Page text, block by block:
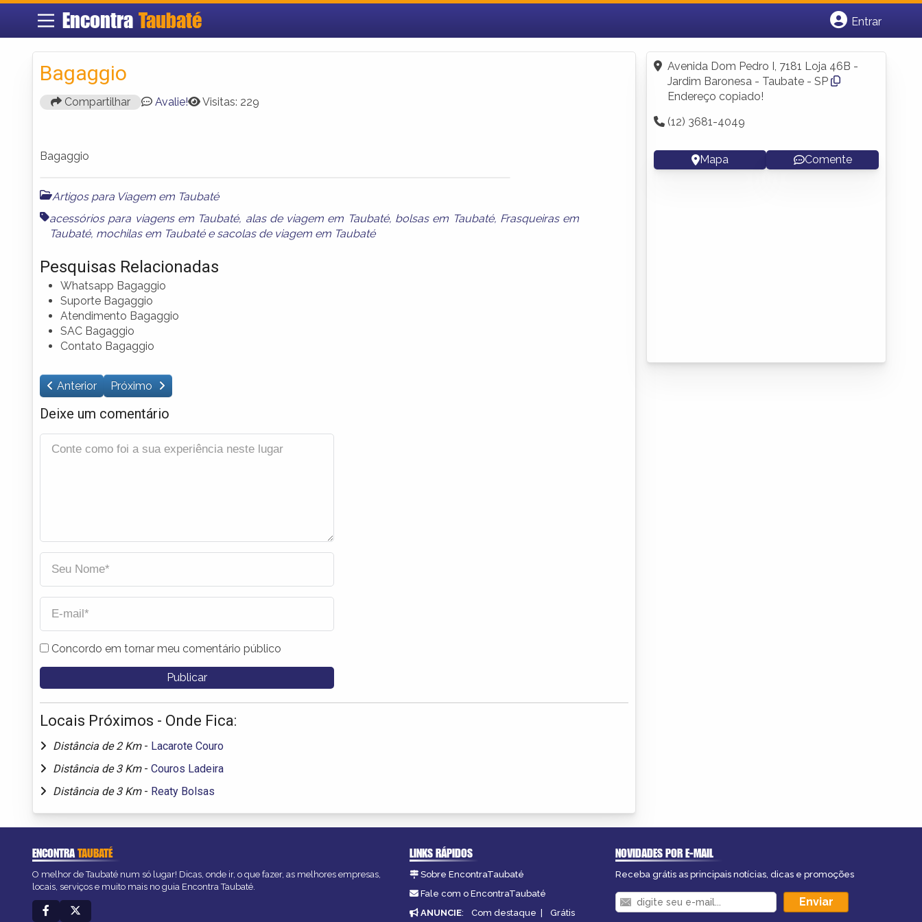
Encontra Taubaté
Entrar
Fazer login
Criar conta
Bagaggio
Compartilhar Avalie! Visitas: 229
Bagaggio
Artigos para Viagem em Taubaté
acessórios para viagens em Taubaté, alas de viagem em Taubaté, bolsas em Taubaté, Frasqueiras em
Taubaté, mochilas em Taubatée sacolas de viagem em Taubaté
Pesquisas Relacionadas
Whatsapp Bagaggio
Suporte Bagaggio
Atendimento Bagaggio
SAC Bagaggio
Contato Bagaggio
Anterior Próximo
Deixe um comentário
Concordo em tornar meu comentário público
Locais Próximos - Onde Fica:
Distância de 2 Km - Lacarote Couro
Distância de 3 Km - Couros Ladeira
Distância de 3 Km - Reaty Bolsas
Avenida Dom Pedro I, 7181 Loja 46B -
Jardim Baronesa - Taubate - SP
Endereço copiado!
(12) 3681-4049
Mapa Comente
ENCONTRATAUBATÉ
O melhor de Taubaté num só lugar! Dicas, onde ir, o que fazer, as melhores empresas,
locais, serviços e muito mais no guia Encontra Taubaté.
LINKS RÁPIDOS
Sobre EncontraTaubaté
Fale com o EncontraTaubaté
ANUNCIE: Com destaque | Grátis
NOVIDADES POR E-MAIL
Receba grátis as principais notícias, dicas e promoções